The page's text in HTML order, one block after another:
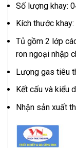
Số lượng khay:
Kích thước
Tủ gồm 2 lớp
ron ngoại nhập
Lượng gas tiêu
Kết cấu và kiểu
Nhận sản xuất